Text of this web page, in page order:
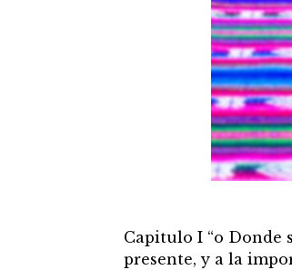
Capitulo I “o Donde
presente, y a la